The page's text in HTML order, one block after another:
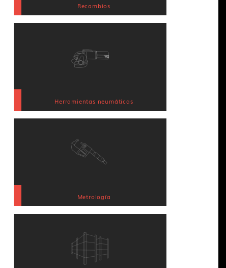
Recambios
Herramientas neumáticas
Metrología